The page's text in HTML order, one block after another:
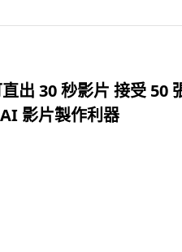
出 30 秒影片 接受 50
影片製作利器